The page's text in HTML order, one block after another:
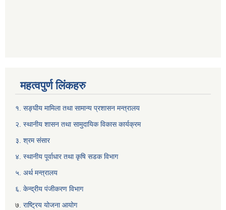
महत्वपुर्ण लिंकहरु
१. सङ्घीय मामिला तथा सामान्य प्रशासन मन्त्रालय
२. स्थानीय शासन तथा सामुदायिक विकास कार्यक्रम
३. श्रम संसार
४. स्थानीय पूर्वाधार तथा कृषि सडक विभाग
५. अर्थ मन्त्रालय
६. केन्द्रीय पंजीकरण विभाग
७. राष्ट्रिय योजना आयोग